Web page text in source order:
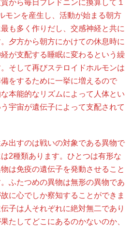
から毎日プレドニンに換算して１
モンを産生し、活動が始まる朝方
も多く作りだし、交感神経と共に
夕方から朝方にかけての休息時に
が支配する睡眠に変わるという繰
そして再びステロイドホルモンは
をするために一挙に増えるので
本能的なリズムによって人体とい
宇宙が遺伝子によって支配されて
出すのは戦いの対象である異物で
2種類あります。ひとつは有形な
は免疫の遺伝子を発動させること
ふたつめの異物は無形の異物であ
に心でしか察知することができま
子は人それぞれに絶対無二であり
たしてどこにあるのかないのか、